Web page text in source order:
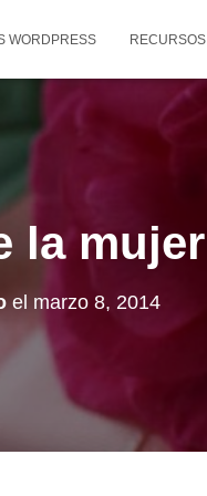
WORDPRESS RECURSOS
la mujer
el marzo 8, 2014